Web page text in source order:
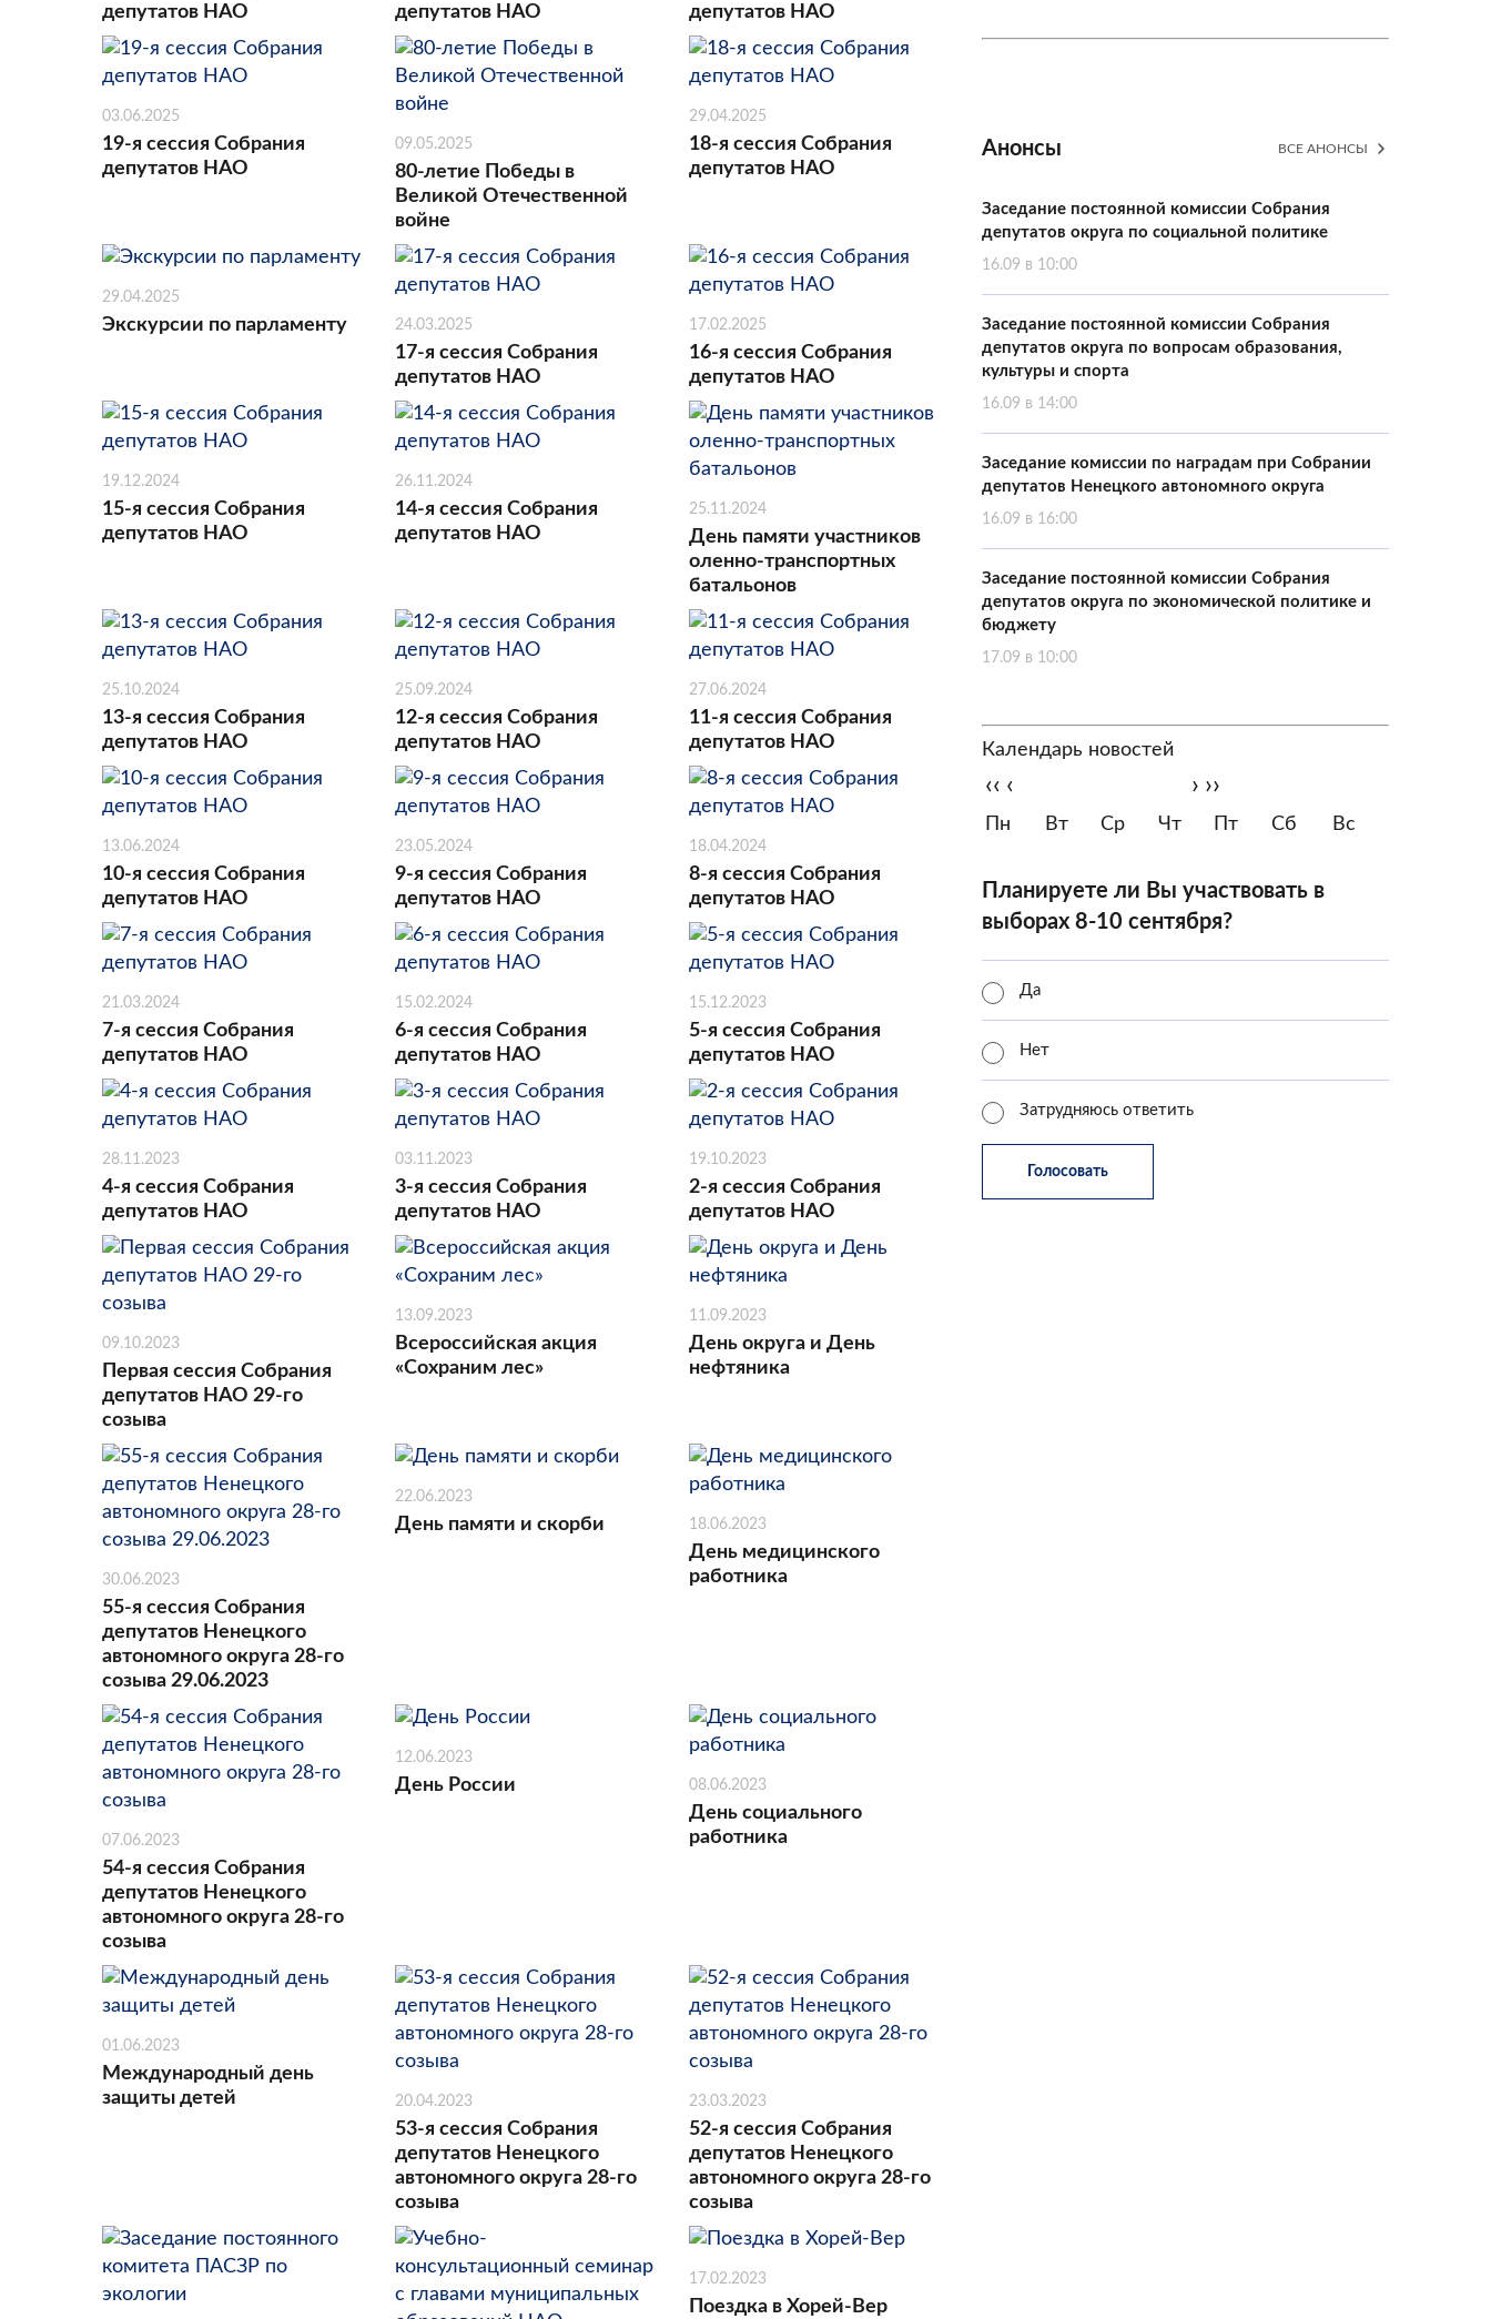
депутатов НАО
депутатов НАО
депутатов НАО
03.06.2025
19-я сессия Собрания
депутатов НАО
09.05.2025
80-летие Победы в
Великой Отечественной
войне
29.04.2025
18-я сессия Собрания
депутатов НАО
29.04.2025
Экскурсии по парламенту 24.03.2025
17-я сессия Собрания
депутатов НАО
17.02.2025
16-я сессия Собрания
депутатов НАО
19.12.2024
15-я сессия Собрания
депутатов НАО
26.11.2024
14-я сессия Собрания
депутатов НАО
25.11.2024
День памяти участников
оленно-транспортных
батальонов
25.10.2024
13-я сессия Собрания
депутатов НАО
25.09.2024
12-я сессия Собрания
депутатов НАО
27.06.2024
11-я сессия Собрания
депутатов НАО
13.06.2024
10-я сессия Собрания
депутатов НАО
23.05.2024
9-я сессия Собрания
депутатов НАО
18.04.2024
8-я сессия Собрания
депутатов НАО
21.03.2024
7-я сессия Собрания
депутатов НАО
15.02.2024
6-я сессия Собрания
депутатов НАО
15.12.2023
5-я сессия Собрания
депутатов НАО
28.11.2023
4-я сессия Собрания
депутатов НАО
03.11.2023
3-я сессия Собрания
депутатов НАО
19.10.2023
2-я сессия Собрания
депутатов НАО
09.10.2023
Первая сессия Собрания
депутатов НАО 29-го
созыва
13.09.2023
Всероссийская акция
«Сохраним лес»
11.09.2023
День округа и День
нефтяника
30.06.2023
55-я сессия Собрания
депутатов Ненецкого
автономного округа 28-го
созыва 29.06.2023
22.06.2023
День памяти и скорби 18.06.2023
День медицинского
работника
07.06.2023
54-я сессия Собрания
депутатов Ненецкого
автономного округа 28-го
созыва
12.06.2023
День России 08.06.2023
День социального
работника
01.06.2023
Международный день
защиты детей
20.04.2023
53-я сессия Собрания
депутатов Ненецкого
автономного округа 28-го
созыва
23.03.2023
52-я сессия Собрания
депутатов Ненецкого
автономного округа 28-го
созыва
17.02.2023
Поездка в Хорей-Вер
Анонсы ВСЕ АНОНСЫ
Заседание постоянной комиссии Собрания
депутатов округа по социальной политике
16.09 в 10:00
Заседание постоянной комиссии Собрания
депутатов округа по вопросам образования,
культуры и спорта
16.09 в 14:00
Заседание комиссии по наградам при Собрании
депутатов Ненецкого автономного округа
16.09 в 16:00
Заседание постоянной комиссии Собрания
депутатов округа по экономической политике и
бюджету
17.09 в 10:00
Календарь новостей
‹‹ ‹ › ››
Пн Вт Ср Чт Пт Сб Вс
Планируете ли Вы участвовать в
выборах 8-10 сентября?
Да
Нет
Затрудняюсь ответить